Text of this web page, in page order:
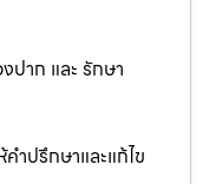
ปาก และ รักษา
ำปรึกษาและแก้ไข